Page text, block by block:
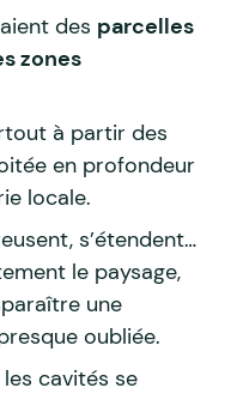
des parcelles
zones
à partir des
en profondeur
locale.
s’étendent…
le paysage,
une
oubliée.
cavités se